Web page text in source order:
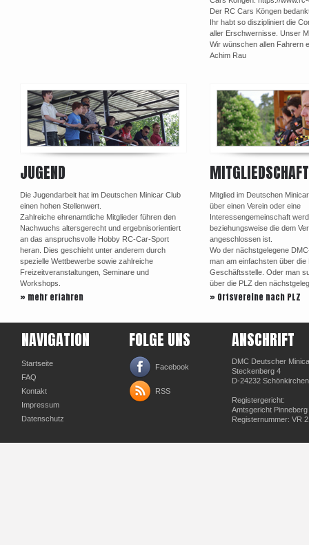
Der RC Cars Köngen
Ihr habt so diszipliniert die
aller Erschwernisse. Unser
Wir wünschen allen Fahrern
Achim Rau
JUGEND
Die Jugendarbeit hat im Deutschen Minicar Club
einen hohen Stellenwert.
Zahlreiche ehrenamtliche Mitglieder führen den
Nachwuchs altersgerecht und ergebnisorientiert
an das anspruchsvolle Hobby RC-Car-Sport
heran. Dies geschieht unter anderem durch
spezielle Wettbewerbe sowie zahlreiche
Freizeitveranstaltungen, Seminare und
Workshops.
» mehr erfahren
MITGLIEDSCHAFT
Mitglied im Deutschen
über einen Verein oder eine
Interessengemeinschaft
beziehungsweise die dem
angeschlossen ist.
Wo der nächstgelegene
man am einfachsten über die
Geschäftsstelle. Oder man
über die PLZ den
» Ortsvereine nach PLZ
NAVIGATION
Startseite
FAQ
Kontakt
Impressum
Datenschutz
FOLGE UNS
Facebook
RSS
ANSCHRIFT
DMC Deutscher
Steckenberg 4
D-24232 Schönkirchen
Registergericht:
Amtsgericht Pinneberg
Registernummer: VR